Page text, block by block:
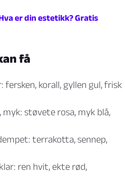
er din estetikk? Gratis
få
fersken, korall, gyllen gul, frisk
myk: støvete rosa, myk blå,
terrakotta, sennep,
ren hvit, ekte rød,